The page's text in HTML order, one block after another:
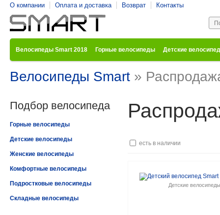
О компании Оплата и доставка Возврат Контакты
Велосипеды Smart 2018 Горные велосипеды Детские
Велосипеды Smart »
Подбор велосипеда
Горные велосипеды
Детские велосипеды
Женские велосипеды
Комфортные велосипеды
Подростковые велосипеды
Складные велосипеды
есть в наличии
Детские велосипеды